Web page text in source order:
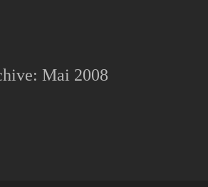
Mai 2008